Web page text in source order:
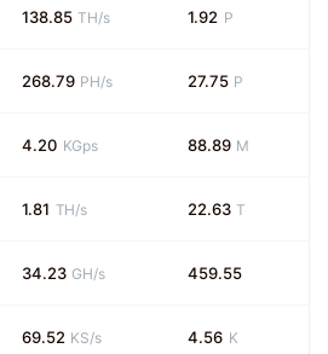
138.85 TH/s 1.92 P
268.79 PH/s 27.75 P
4.20 KGps 88.89 M
1.81 TH/s 22.63 T
34.23 GH/s 459.55
69.52 KS/s 4.56 K